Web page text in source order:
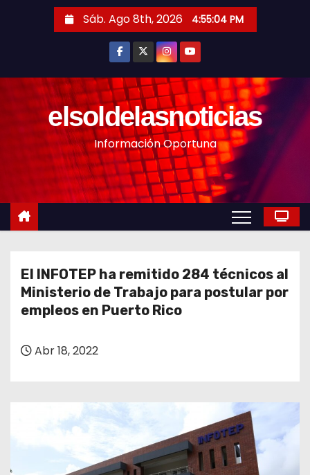
n
Sáb. Ago 8th, 2026 4:55:06 PM
elsoldelasnoticias
Información Oportuna
El INFOTEP ha remitido 284 técnicos al
Ministerio de Trabajo para postular por
empleos en Puerto Rico
Abr 18, 2022